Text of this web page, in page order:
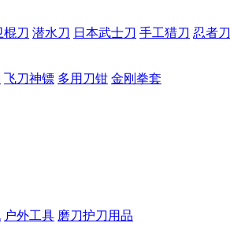
棍刀 潜水刀 日本武士刀 手工猎刀 忍者刀
飞刀神镖 多用刀钳 金刚拳套
户外工具 磨刀护刀用品